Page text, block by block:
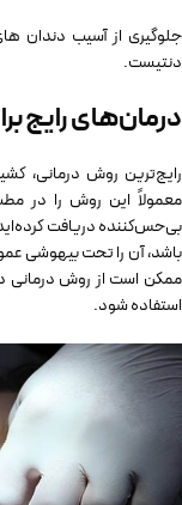
جلوگیری از آسیب دندان
دنتیست.
درمان‌های رایج
رایج‌ترین روش درمانی،
معمولاً این روش را در
بی‌حس‌کننده دریافت
باشد، آن را تحت بیهوشی
ممکن است از روش درمانی
استفاده شود.